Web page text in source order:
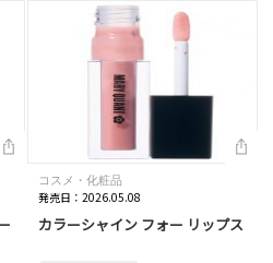
コスメ・化粧品
発売日：2026.05.08
カラーシャイン フォー リップス